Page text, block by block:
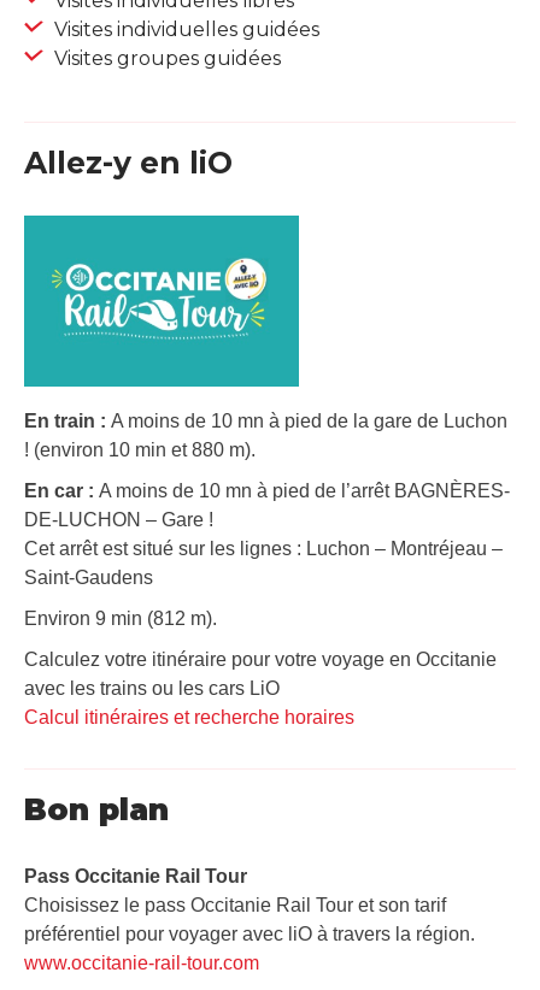
Visites individuelles guidées
Visites groupes guidées
Allez-y en liO
En train : A moins de 10 mn à pied de la gare de Luchon
! (environ 10 min et 880 m).
En car : A moins de 10 mn à pied de l’arrêt BAGNÈRES-
DE-LUCHON – Gare !
Cet arrêt est situé sur les lignes : Luchon – Montréjeau –
Saint-Gaudens
Environ 9 min (812 m).
Calculez votre itinéraire pour votre voyage en Occitanie
avec les trains ou les cars LiO
Calcul itinéraires et recherche horaires
Bon plan
Pass Occitanie Rail Tour​
Choisissez le pass Occitanie Rail Tour et son tarif
préférentiel pour voyager avec liO à travers la région.
www.occitanie-rail-tour.com